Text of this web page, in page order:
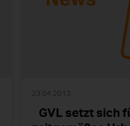
23.04.2013
GVL setzt sich